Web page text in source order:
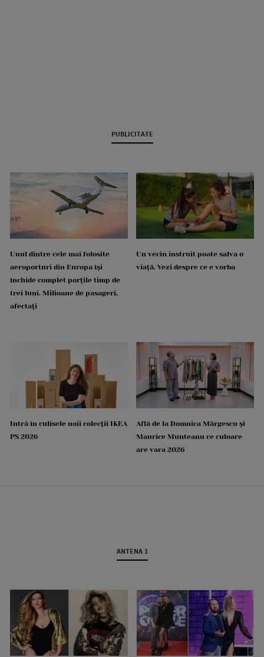
PUBLICITATE
Unul dintre cele mai folosite
aeroporturi din Europa își
închide complet porțile timp de
trei luni. Milioane de pasageri,
afectați
Un vecin instruit poate salva o
viață. Vezi despre ce e vorba
Intră în culisele noii colecții IKEA
PS 2026
Află de la Domnica Mărgescu și
Maurice Munteanu ce culoare
are vara 2026
ANTENA 1